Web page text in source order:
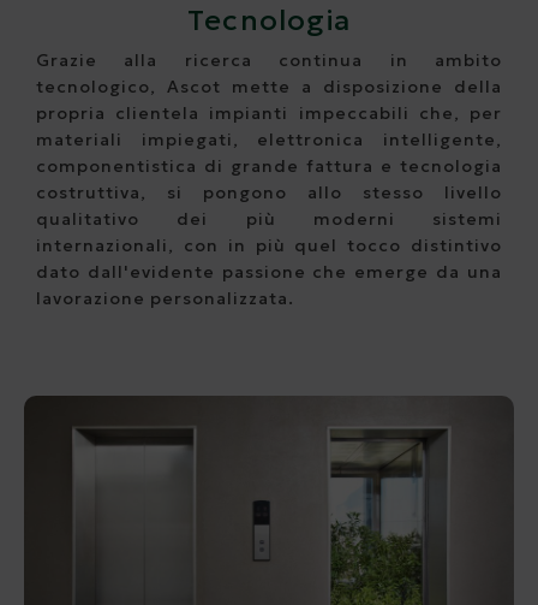
Tecnologia
Grazie alla ricerca continua in ambito
tecnologico, Ascot mette a disposizione della
propria clientela impianti impeccabili che, per
materiali impiegati, elettronica intelligente,
componentistica di grande fattura e tecnologia
costruttiva, si pongono allo stesso livello
qualitativo dei più moderni sistemi
internazionali, con in più quel tocco distintivo
dato dall'evidente passione che emerge da una
lavorazione personalizzata.